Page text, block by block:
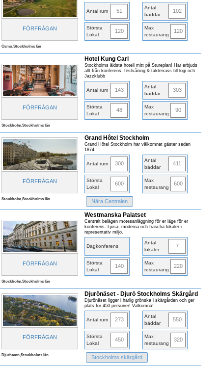
FÖRFRÅGAN
Antal rum 51
Antal
bäddar
102
Största
Lokal
120
Max
restaurang
120
Ösmo,Stockholms län
FÖRFRÅGAN
Hotel Kung Carl
Stockholms äldsta hotell mitt på Stureplan! Här erbjuds
allt från konferens, festvåning & takterrass till logi och
Jazzklubb
Antal rum 143
Antal
bäddar
303
Största
Lokal
48
Max
restaurang
90
Stockholm,Stockholms län
FÖRFRÅGAN
Grand Hôtel Stockholm
Grand Hôtel Stockholm har välkomnat gäster sedan
1874.
Antal rum 300
Antal
bäddar
411
Största
Lokal
600
Max
restaurang
600
Stockholm,Stockholms län Nära Centralen
FÖRFRÅGAN
Westmanska Palatset
Centralt belägen mötesanläggning för er läge för er
konferens. Ljusa, moderna och fräscha lokaler i
representativ miljö.
Dagkonferens
Antal
lokaler
7
Största
Lokal
140
Max
restaurang
220
Stockholm,Stockholms län
FÖRFRÅGAN
Djurönäset - Djurö Stockholms Skärgård
Djurönäset ligger i härlig grönska i skärgården och ger
plats för 450 personer! Välkomna!
Antal rum 273
Antal
bäddar
550
Största
Lokal
450
Max
restaurang
320
Djurhamn,Stockholms län Stockholms skärgård